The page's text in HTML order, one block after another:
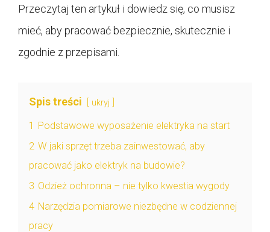
Przeczytaj ten artykuł i dowiedz się, co musisz
mieć, aby pracować bezpiecznie, skutecznie i
zgodnie z przepisami.
Spis treści ukryj
1 Podstawowe wyposażenie elektryka na start
2 W jaki sprzęt trzeba zainwestować, aby
pracować jako elektryk na budowie?
3 Odzież ochronna – nie tylko kwestia wygody
4 Narzędzia pomiarowe niezbędne w codziennej
pracy